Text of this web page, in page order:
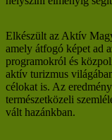
Elkészült az Aktív
amely átfogó képet ad
programokról és
aktív turizmus
célokat is. Az
természetközeli
vált hazánkban.